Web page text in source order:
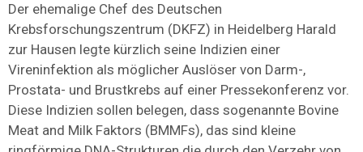
Der ehemalige Chef des Deutschen
Krebsforschungszentrum (DKFZ) in Heidelberg Harald
zur Hausen legte kürzlich seine Indizien einer
Vireninfektion als möglicher Auslöser von Darm-,
Prostata- und Brustkrebs auf einer Pressekonferenz vor.
Diese Indizien sollen belegen, dass sogenannte Bovine
Meat and Milk Faktors (BMMFs), das sind kleine